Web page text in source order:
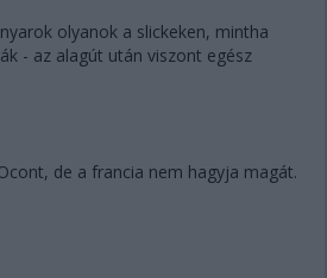
olyanok a slickeken, mintha
- az alagút után viszont egész
de a francia nem hagyja magát.